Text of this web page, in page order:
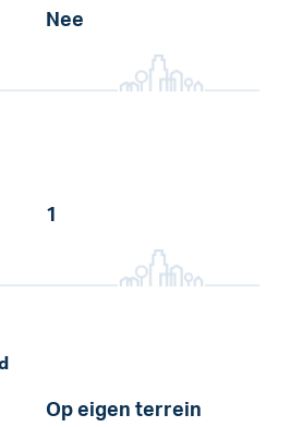
Nee
1
Op eigen terrein